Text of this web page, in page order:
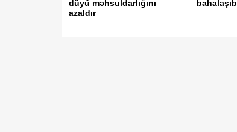
düyü məhsuldarlığını
azaldır
bahalaşıb